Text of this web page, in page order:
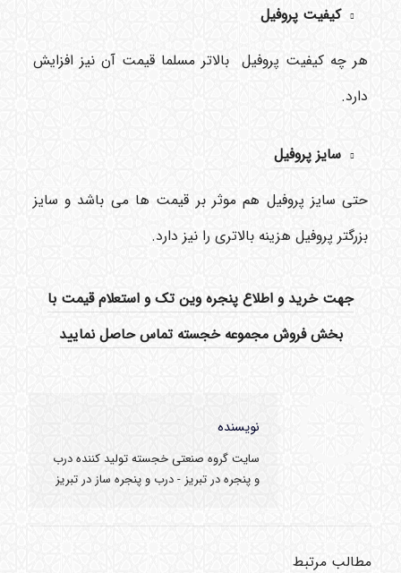
کیفیت پروفیل
هر چه کیفیت پروفیل بالاتر مسلما قیمت آن نیز افزایش
دارد.
سایز پروفیل
حتی سایز پروفیل هم موثر بر قیمت ها می باشد و سایز
بزرگتر پروفیل هزینه بالاتری را نیز دارد.
جهت خرید و اطلاع پنجره وین تک و استعلام قیمت با
بخش فروش مجموعه خجسته تماس حاصل نمایید
نویسنده
سایت گروه صنعتی خجسته تولید کننده درب
و پنجره در تبریز - درب و پنجره ساز در تبریز
مطالب مرتبط